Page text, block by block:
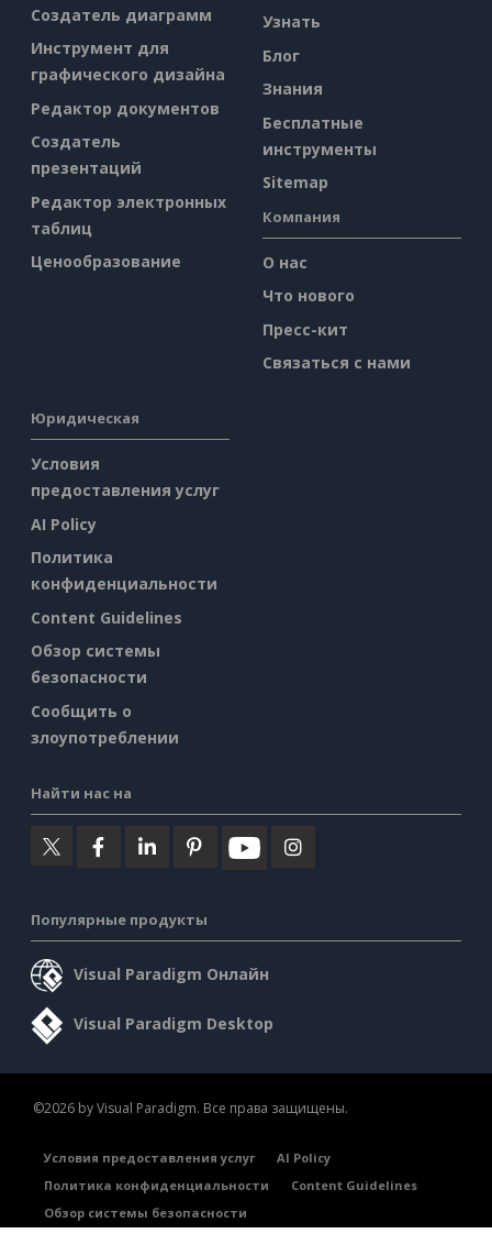
Создатель диаграмм
Инструмент для
графического дизайна
Редактор документов
Создатель
презентаций
Редактор электронных
таблиц
Ценообразование
Узнать
Блог
Знания
Бесплатные
инструменты
Sitemap
Компания
О нас
Что нового
Пресс-кит
Связаться с нами
Юридическая
Условия
предоставления услуг
AI Policy
Политика
конфиденциальности
Content Guidelines
Обзор системы
безопасности
Сообщить о
злоупотреблении
Найти нас на
Популярные продукты
Visual Paradigm Онлайн
Visual Paradigm Desktop
©2026 by Visual Paradigm. Все права защищены.
Условия предоставления услуг
AI Policy
Политика конфиденциальности
Content Guidelines
Обзор системы безопасности